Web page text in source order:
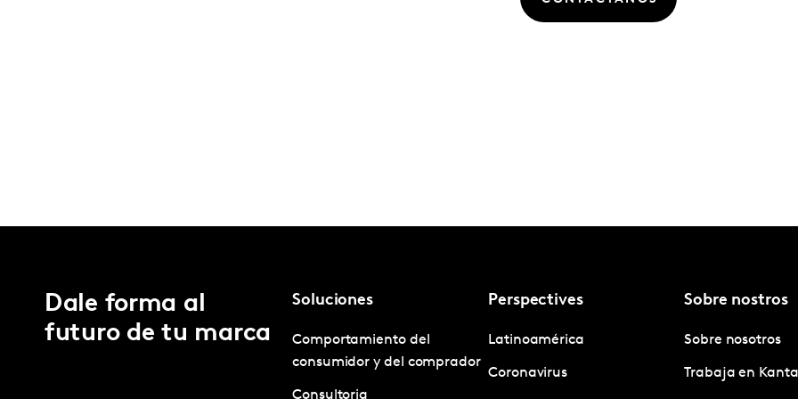
Dale forma al
futuro de tu marca
Soluciones
Comportamiento del
consumidor y del comprador
Consultoria
Perspectives
Latinoamérica
Coronavirus
Sobre nostros
Sobre nosotros
Trabaja en